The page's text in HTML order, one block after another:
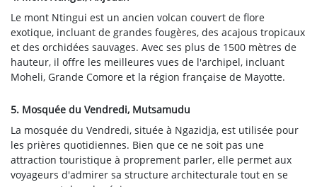
Le mont Ntingui est un ancien volcan couvert de flore
exotique, incluant de grandes fougères, des acajous tropicaux
et des orchidées sauvages. Avec ses plus de 1500 mètres de
hauteur, il offre les meilleures vues de l'archipel, incluant
Moheli, Grande Comore et la région française de Mayotte.
5. Mosquée du Vendredi, Mutsamudu
La mosquée du Vendredi, située à Ngazidja, est utilisée pour
les prières quotidiennes. Bien que ce ne soit pas une
attraction touristique à proprement parler, elle permet aux
voyageurs d'admirer sa structure architecturale tout en se